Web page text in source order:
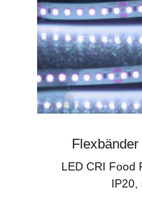
LED CRI Food
IP20,